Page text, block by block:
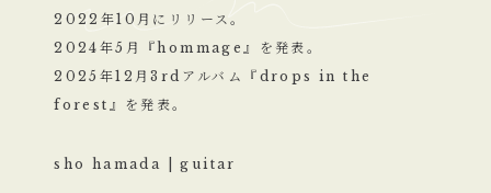
2022年10月にリリース。
2024年5月『hommage』を発表。
2025年12月3rdアルバム『drops in the
forest』を発表。
sho hamada | guitar